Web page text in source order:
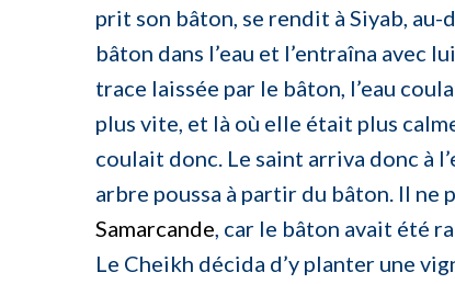
prit son bâton, se rendit à Siyab, au-
bâton dans l’eau et l’entraîna avec
trace laissée par le bâton, l’eau
plus vite, et là où elle était plus
coulait donc. Le saint arriva donc à
arbre poussa à partir du bâton. Il ne
Samarcande, car le bâton avait été
Le Cheikh décida d’y planter une